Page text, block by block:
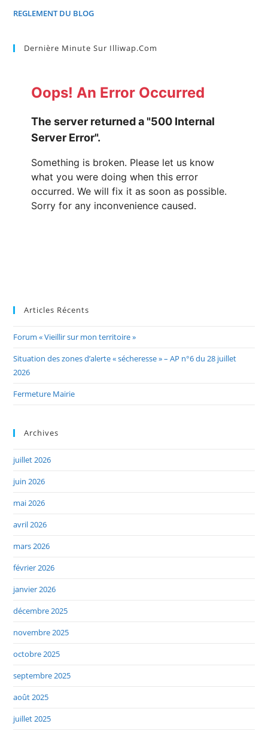
REGLEMENT DU BLOG
Dernière Minute Sur Illiwap.com
Articles Récents
Forum « Vieillir sur mon territoire »
Situation des zones d’alerte « sécheresse » – AP n°6 du 28 juillet
2026
Fermeture Mairie
Archives
juillet 2026
juin 2026
mai 2026
avril 2026
mars 2026
février 2026
janvier 2026
décembre 2025
novembre 2025
octobre 2025
septembre 2025
août 2025
juillet 2025